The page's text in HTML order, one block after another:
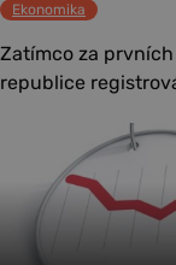
Ekonomika
Zatímco za
republice